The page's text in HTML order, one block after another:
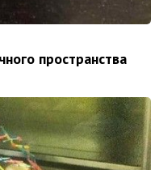
пространства